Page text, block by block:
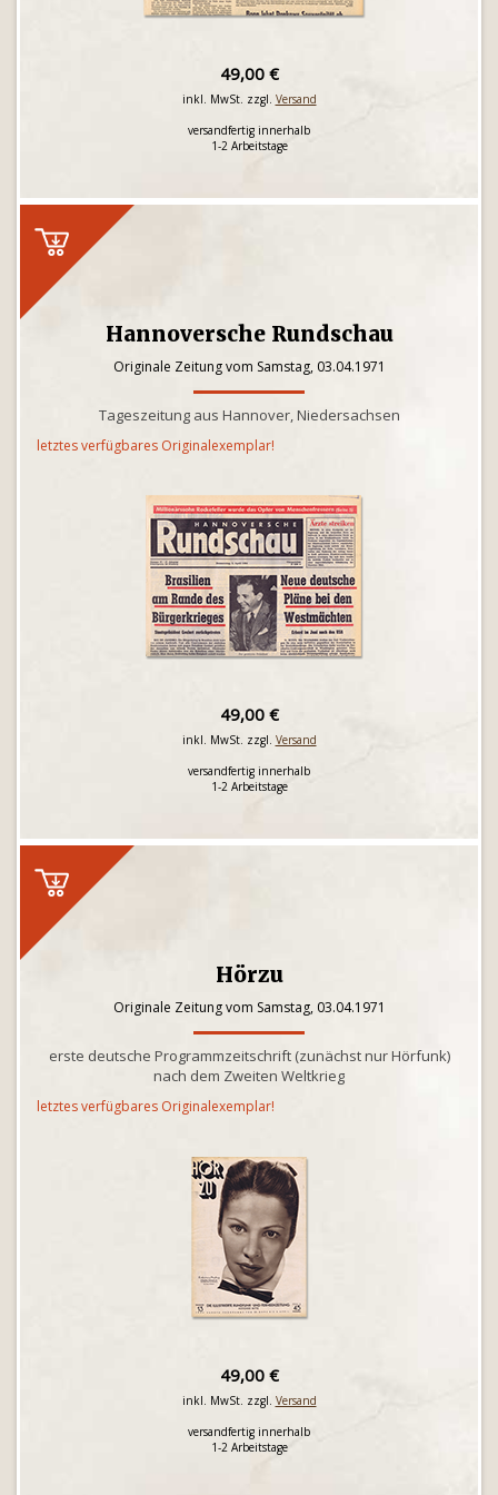
49,00 €
inkl. MwSt. zzgl. Versand
versandfertig innerhalb
1-2 Arbeitstage
Hannoversche Rundschau
Originale Zeitung vom Samstag, 03.04.1971
Tageszeitung aus Hannover, Niedersachsen
letztes verfügbares Originalexemplar!
49,00 €
inkl. MwSt. zzgl. Versand
versandfertig innerhalb
1-2 Arbeitstage
Hörzu
Originale Zeitung vom Samstag, 03.04.1971
erste deutsche Programmzeitschrift (zunächst nur Hörfunk)
nach dem Zweiten Weltkrieg
letztes verfügbares Originalexemplar!
49,00 €
inkl. MwSt. zzgl. Versand
versandfertig innerhalb
1-2 Arbeitstage